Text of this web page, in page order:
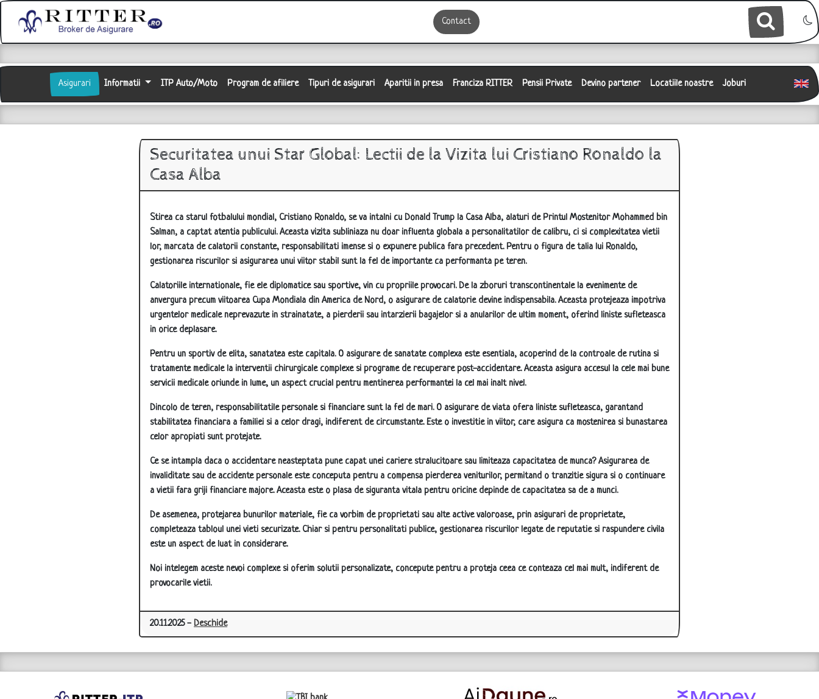
Contact
Asigurari Informatii ITP Auto/Moto Program de afiliere Tipuri de asigurari Aparitii in presa Franciza RITTER Pensii Private Devino partener Locatiile noastre Joburi
Securitatea unui Star Global: Lectii de la Vizita lui Cristiano Ronaldo la
Casa Alba
Stirea ca starul fotbalului mondial, Cristiano Ronaldo, se va intalni cu Donald Trump la Casa Alba, alaturi de Printul Mostenitor Mohammed bin
Salman, a captat atentia publicului. Aceasta vizita subliniaza nu doar influenta globala a personalitatilor de calibru, ci si complexitatea vietii
lor, marcata de calatorii constante, responsabilitati imense si o expunere publica fara precedent. Pentru o figura de talia lui Ronaldo,
gestionarea riscurilor si asigurarea unui viitor stabil sunt la fel de importante ca performanta pe teren.
Calatoriile internationale, fie ele diplomatice sau sportive, vin cu propriile provocari. De la zboruri transcontinentale la evenimente de
anvergura precum viitoarea Cupa Mondiala din America de Nord, o asigurare de calatorie devine indispensabila. Aceasta protejeaza impotriva
urgentelor medicale neprevazute in strainatate, a pierderii sau intarzierii bagajelor si a anularilor de ultim moment, oferind liniste sufleteasca
in orice deplasare.
Pentru un sportiv de elita, sanatatea este capitala. O asigurare de sanatate complexa este esentiala, acoperind de la controale de rutina si
tratamente medicale la interventii chirurgicale complexe si programe de recuperare post-accidentare. Aceasta asigura accesul la cele mai bune
servicii medicale oriunde in lume, un aspect crucial pentru mentinerea performantei la cel mai inalt nivel.
Dincolo de teren, responsabilitatile personale si financiare sunt la fel de mari. O asigurare de viata ofera liniste sufleteasca, garantand
stabilitatea financiara a familiei si a celor dragi, indiferent de circumstante. Este o investitie in viitor, care asigura ca mostenirea si bunastarea
celor apropiati sunt protejate.
Ce se intampla daca o accidentare neasteptata pune capat unei cariere stralucitoare sau limiteaza capacitatea de munca? Asigurarea de
invaliditate sau de accidente personale este conceputa pentru a compensa pierderea veniturilor, permitand o tranzitie sigura si o continuare
a vietii fara griji financiare majore. Aceasta este o plasa de siguranta vitala pentru oricine depinde de capacitatea sa de a munci.
De asemenea, protejarea bunurilor materiale, fie ca vorbim de proprietati sau alte active valoroase, prin asigurari de proprietate,
completeaza tabloul unei vieti securizate. Chiar si pentru personalitati publice, gestionarea riscurilor legate de reputatie si raspundere civila
este un aspect de luat in considerare.
Noi intelegem aceste nevoi complexe si oferim solutii personalizate, concepute pentru a proteja ceea ce conteaza cel mai mult, indiferent de
provocarile vietii.
20.11.2025 - Deschide